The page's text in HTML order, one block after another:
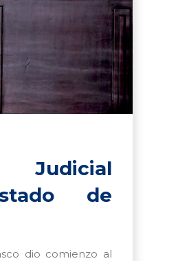
de
dio comienzo al